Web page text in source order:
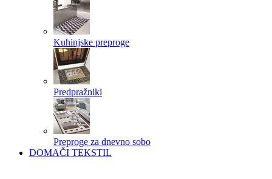
Kuhinjske preproge
Predpražniki
Preproge za dnevno sobo
DOMAČI TEKSTIL